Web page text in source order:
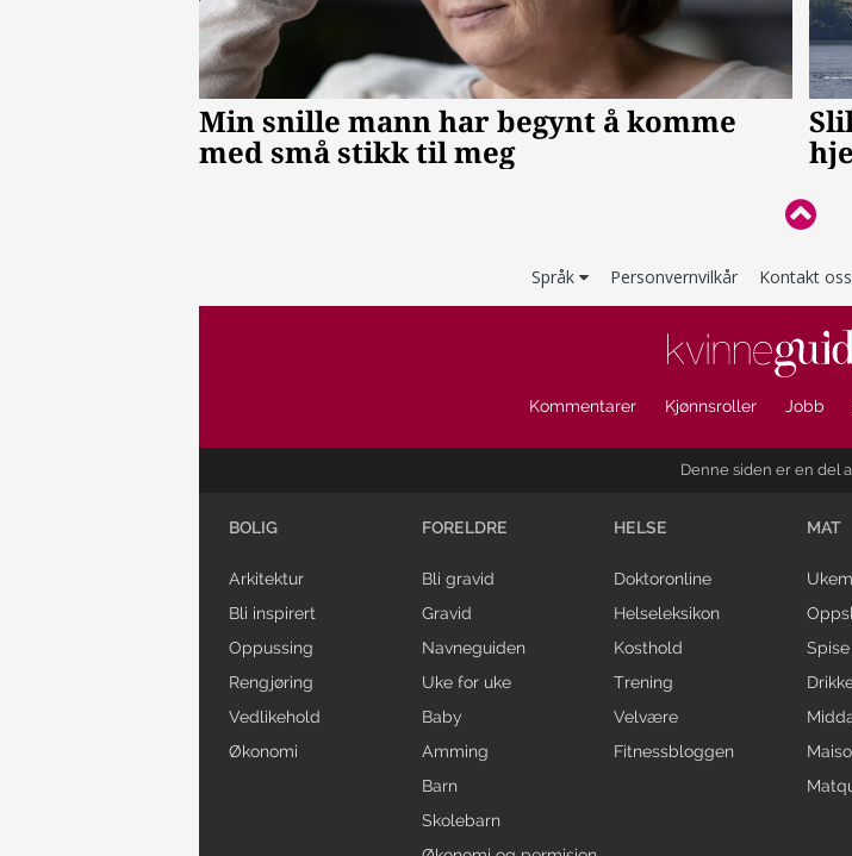
Språk Personvernvilkår Kontakt oss
Kommentarer Kjønnsroller Jobb
Denne siden er en del
BOLIG
Arkitektur
Bli inspirert
Oppussing
Rengjøring
Vedlikehold
Økonomi
FORELDRE
Bli gravid
Gravid
Navneguiden
Uke for uke
Baby
Amming
Barn
Skolebarn
HELSE
Doktoronline
Helseleksikon
Kosthold
Trening
Velvære
Fitnessbloggen
MAT
Spise